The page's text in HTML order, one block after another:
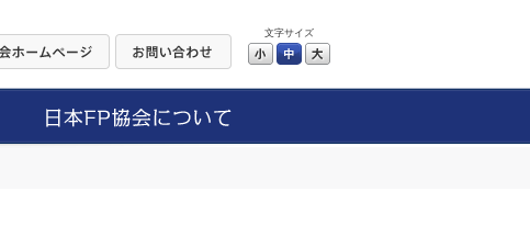
文字サイズ
小 中